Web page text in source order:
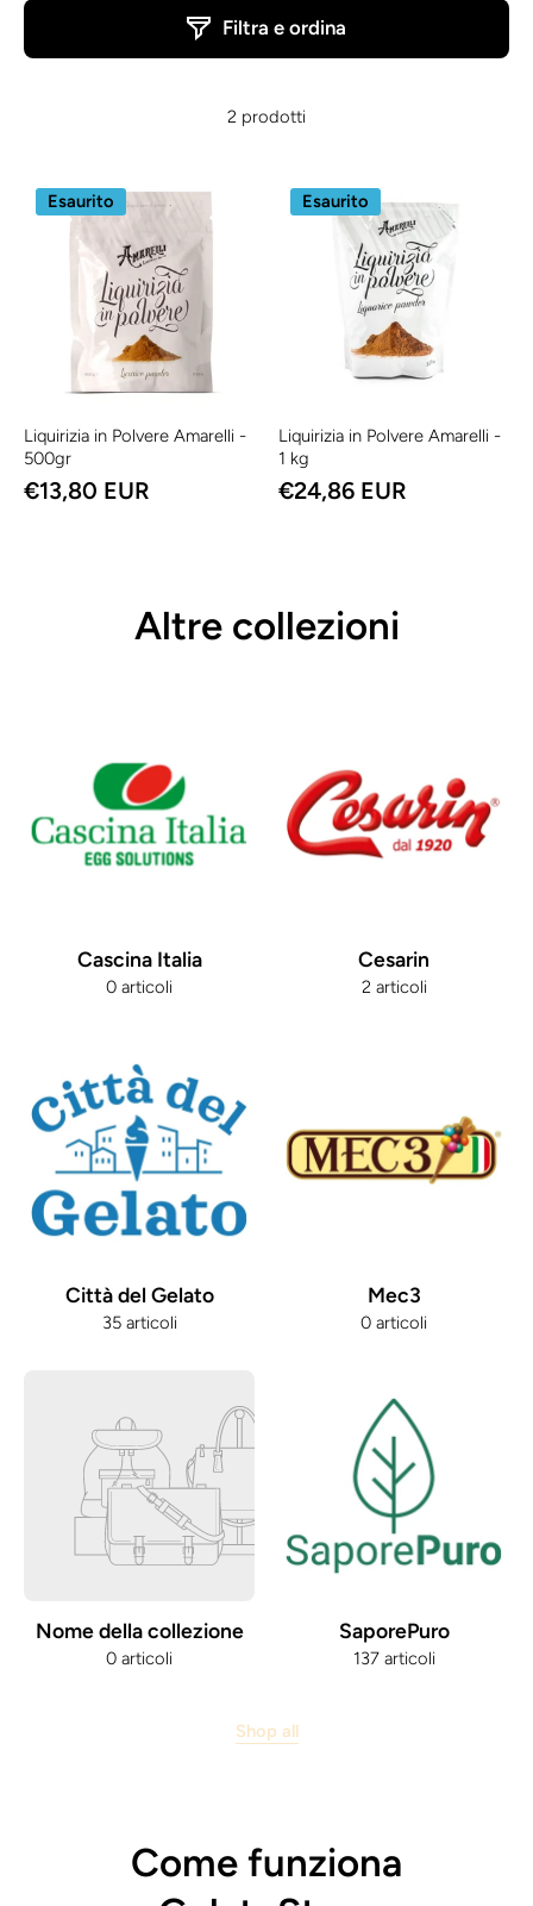
Filtra e ordina
2 prodotti
Esaurito
Liquirizia in Polvere Amarelli -
500gr
€13,80 EUR
Esaurito
Liquirizia in Polvere Amarelli -
1 kg
€24,86 EUR
Altre collezioni
Cascina Italia
0 articoli
Cesarin
2 articoli
Città del Gelato
35 articoli
Mec3
0 articoli
Nome della collezione
0 articoli
SaporePuro
137 articoli
Shop all
Come funziona